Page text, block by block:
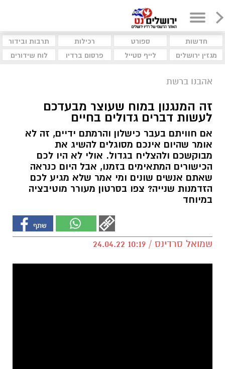
חדשות ספורט רכילות
תרבות ובידור
מגזין ירושלים
לייף סטייל פרסום ברדיו לוח שידורים
אהבנו ברשת
זה המנגנון במוח שעוצר מבעדכם
לעשות דברים גדולים בחיים
אם חוויתם בעבר כישלון והרמתם ידיים, זה לא
אומר שהיום אינכם מסוגלים להשיג את
מבוקשכם ולהצליח בגדול. אולי לא היו לכם
הכישורים המתאימים בזמנו, אבל היום כנראה
שאתם אנשים שונים ומי אמר שלא מגיע לכם
הזדמנות שנייה? צפו בסרטון מעורר מוטיבציה
במיוחד
שמואל סרדינס / 10:19 24.04.22